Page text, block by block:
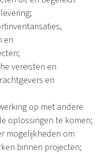
en
vereisten en
en
op met andere
oplossingen te komen;
mogelijkheden om
binnen projecten;